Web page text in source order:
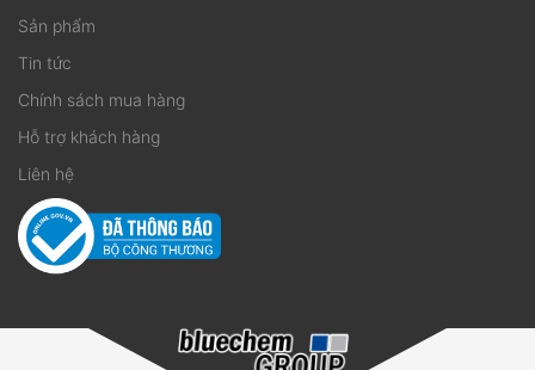
Sản phẩm
Tin tức
Chính sách mua hàng
Hỗ trợ khách hàng
Liên hệ